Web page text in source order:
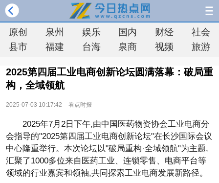
原创 泉州 娱乐 国内 财经
社会
县市
福建 台海 泉商 视频 旅游
2025第四届工业电商创新论坛圆满落幕：破局重
构，全域领航
2025-07-03 10:17:42 看点时报
2025年7月2日下午,由中国医药物资协会工业电商分
会指导的"2025第四届工业电商创新论坛"在长沙国际会议
中心隆重举行。本次论坛以"破局重构·全域领航"为主题,
汇聚了1000多位来自医药工业、连锁零售、电商平台等
领域的行业嘉宾和领袖,共同探索工业电商发展新路径。